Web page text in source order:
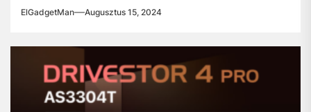
ElGadgetMan Augusztus 15, 2024